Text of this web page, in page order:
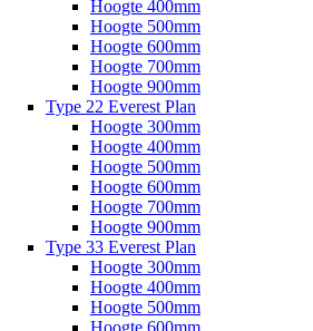
Hoogte 400mm
Hoogte 500mm
Hoogte 600mm
Hoogte 700mm
Hoogte 900mm
Type 22 Everest Plan
Hoogte 300mm
Hoogte 400mm
Hoogte 500mm
Hoogte 600mm
Hoogte 700mm
Hoogte 900mm
Type 33 Everest Plan
Hoogte 300mm
Hoogte 400mm
Hoogte 500mm
Hoogte 600mm